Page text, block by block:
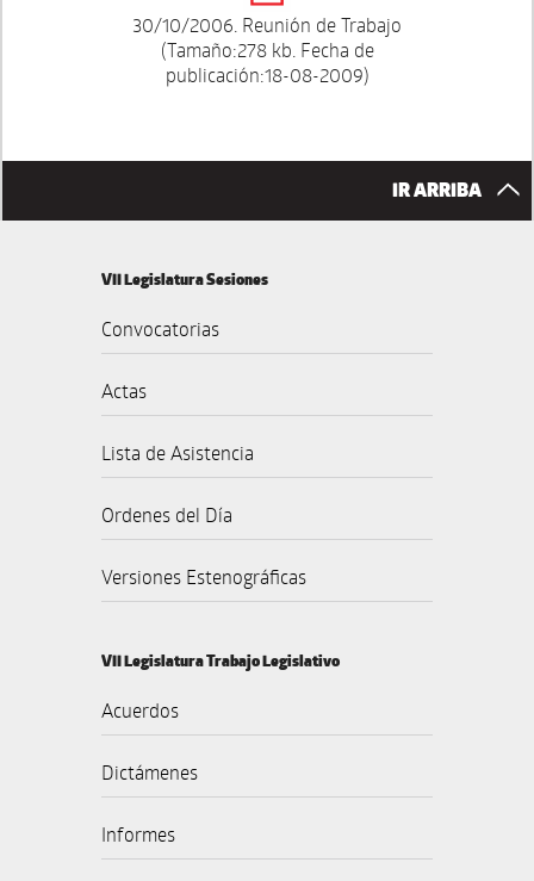
30/10/2006. Reunión de Trabajo
(Tamaño:278 kb. Fecha de
publicación:18-08-2009)
IR ARRIBA
VII Legislatura Sesiones
Convocatorias
Actas
Lista de Asistencia
Ordenes del Día
Versiones Estenográficas
VII Legislatura Trabajo Legislativo
Acuerdos
Dictámenes
Informes